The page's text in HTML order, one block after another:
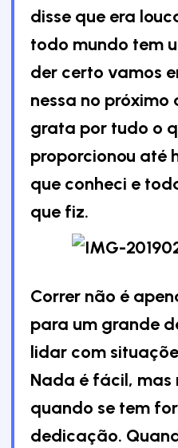
disse que era
todo mundo tem
der certo vamos
nessa no próximo
grata por tudo o
proporcionou até
que conheci e
que fiz.
Correr não é
para um grande
lidar com
Nada é fácil, mas
quando se tem
dedicação.